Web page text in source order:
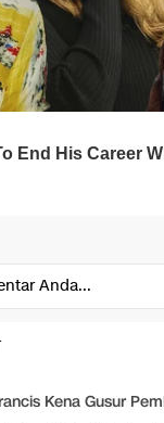
Anda...
Kena Gusur